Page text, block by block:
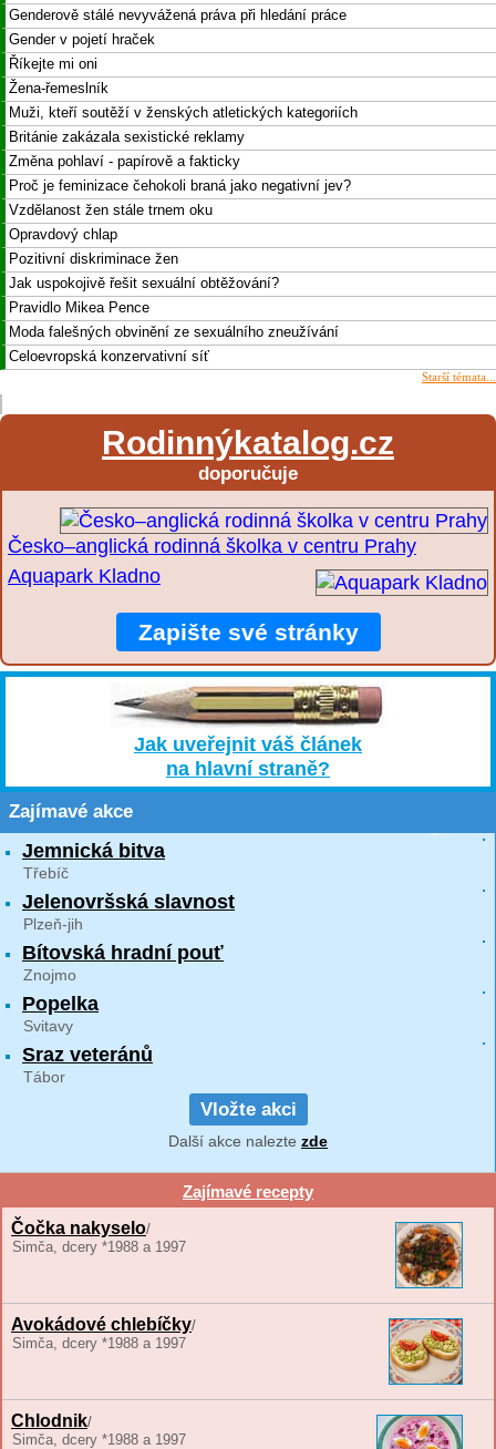
Genderově stálé nevyvážená práva při hledání práce
Gender v pojetí hraček
Říkejte mi oni
Žena-řemeslník
Muži, kteří soutěží v ženských atletických kategoriích
Británie zakázala sexistické reklamy
Změna pohlaví - papírově a fakticky
Proč je feminizace čehokoli braná jako negativní jev?
Vzdělanost žen stále trnem oku
Opravdový chlap
Pozitivní diskriminace žen
Jak uspokojivě řešit sexuální obtěžování?
Pravidlo Mikea Pence
Moda falešných obvinění ze sexuálního zneužívání
Celoevropská konzervativní síť
Starší témata...
Rodinnýkatalog.cz
doporučuje
Česko–anglická rodinná školka v centru Prahy
Aquapark Kladno
Zapište své stránky
Jak uveřejnit váš článek
na hlavní straně?
Zajímavé akce
Jemnická bitva
Třebíč
Jelenovršská slavnost
Plzeň-jih
Bítovská hradní pouť
Znojmo
Popelka
Svitavy
Sraz veteránů
Tábor
Vložte akci
Další akce nalezte zde
Zajímavé recepty
Čočka nakyselo/
Simča, dcery *1988 a 1997
Avokádové chlebíčky/
Simča, dcery *1988 a 1997
Chlodnik/
Simča, dcery *1988 a 1997